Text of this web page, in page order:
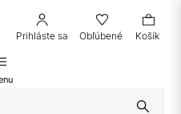
Prihláste sa Obľúbené Košík